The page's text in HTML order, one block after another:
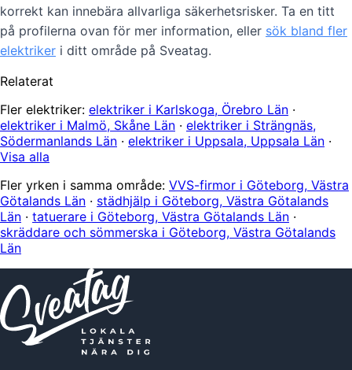
korrekt kan innebära allvarliga säkerhetsrisker. Ta en titt
på profilerna ovan för mer information, eller sök bland fler
elektriker i ditt område på Sveatag.
Relaterat
Fler elektriker: elektriker i Karlskoga, Örebro Län ·
elektriker i Malmö, Skåne Län · elektriker i Strängnäs,
Södermanlands Län · elektriker i Uppsala, Uppsala Län ·
Visa alla
Fler yrken i samma område: VVS-firmor i Göteborg, Västra
Götalands Län · städhjälp i Göteborg, Västra Götalands
Län · tatuerare i Göteborg, Västra Götalands Län ·
skräddare och sömmerska i Göteborg, Västra Götalands
Län